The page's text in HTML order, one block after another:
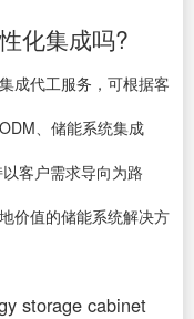
化集成吗?
成代工服务，可根据客
、储能系统集成
客户需求导向为路
价值的储能系统解决方
storage cabinet